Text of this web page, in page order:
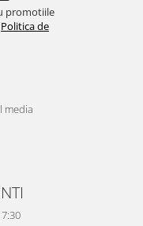
promotiile
Politica de
media